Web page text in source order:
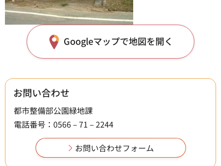
Googleマップで地図を開く
お問い合わせ
都市整備部公園緑地課
電話番号：0566－71－2244